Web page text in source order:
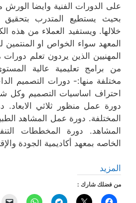
على الدورات الفنية وايضا الورش
بحيث يستطيع المتدرب
خلالها. ويستفيد العملاء من هذه
المعهد سواء الخواص او
المهنيين الذين يردون تعلم
من برامج تعليمية عالية
مختلفة منها:- دورات التصميم
احتراف اساسيات التصميم وكل
دورة عمل منظور ثلاثي الابعاد.
المختلفة. دورة عمل المشاهد
المشاهد. دورة المخططات
الخاصه بمعهد أكاديمية الجودة
المزيد
من فضلك شارك :